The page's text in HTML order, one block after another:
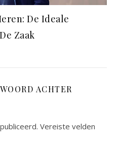
De Ideale
Zaak
ACHTER
Vereiste velden